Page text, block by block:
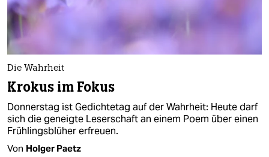
Die Wahrheit
Krokus im Fokus
Donnerstag ist Gedichtetag auf der Wahrheit: Heute darf
sich die geneigte Leserschaft an einem Poem über einen
Frühlingsblüher erfreuen.
Von Holger Paetz